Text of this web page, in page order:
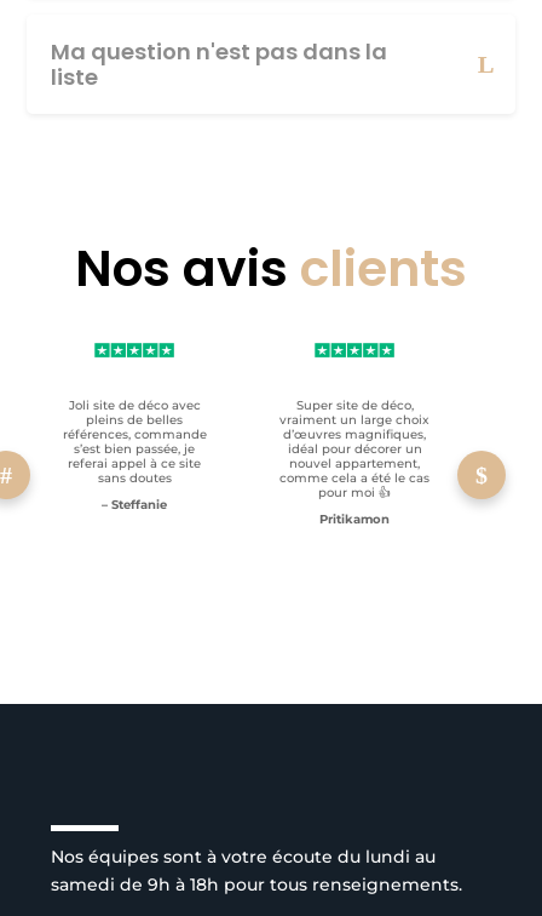
Ma question n'est pas dans la
liste
Nos avis clients
Joli site de déco avec
pleins de belles
références, commande
s’est bien passée, je
referai appel à ce site
sans doutes
– Steffanie
Super site de déco,
vraiment un large choix
d’œuvres magnifiques,
idéal pour décorer un
nouvel appartement,
comme cela a été le cas
pour moi 👍
Pritikamon
Nos équipes sont à votre écoute du lundi au
samedi de 9h à 18h pour tous renseignements.